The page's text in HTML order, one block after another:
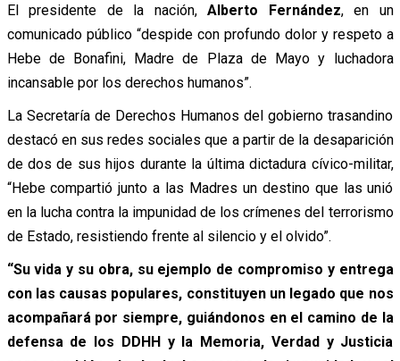
El presidente de la nación, Alberto Fernández, en un
comunicado público “despide con profundo dolor y respeto a
Hebe de Bonafini, Madre de Plaza de Mayo y luchadora
incansable por los derechos humanos”.
La Secretaría de Derechos Humanos del gobierno trasandino
destacó en sus redes sociales que a partir de la desaparición
de dos de sus hijos durante la última dictadura cívico-militar,
“Hebe compartió junto a las Madres un destino que las unió
en la lucha contra la impunidad de los crímenes del terrorismo
de Estado, resistiendo frente al silencio y el olvido”.
“Su vida y su obra, su ejemplo de compromiso y entrega
con las causas populares, constituyen un legado que nos
acompañará por siempre, guiándonos en el camino de la
defensa de los DDHH y la Memoria, Verdad y Justicia